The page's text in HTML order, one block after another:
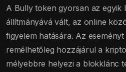
A Bully token gyorsan az egyik
állítmányává vált, az online
figyelem hatására. Az
remélhetőleg hozzájárul a
mélyebbre helyezi a blokklánc